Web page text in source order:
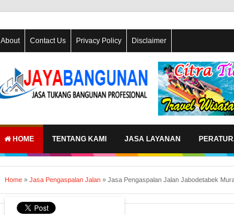
About Contact Us Privacy Policy Disclaimer
HOME TENTANG KAMI JASA LAYANAN
Home » Jasa Pengaspalan Jalan » Jasa Pengaspalan Jalan Jabodetabek